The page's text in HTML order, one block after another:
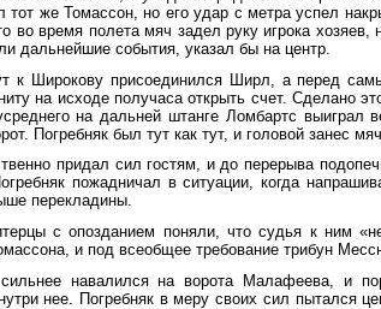
тот же Томассон, но его удар с метра успел
во время полета мяч задел руку игрока
дальнейшие события, указал бы на центр.
к Широкову присоединился Ширл, а перед
на исходе получаса открыть счет. Сделано
на дальней штанге Ломбартс выиграл
Погребняк был тут как тут, и головой занес мяч
придал сил гостям, и до перерыва
пожадничал в ситуации, когда
перекладины.
с опозданием поняли, что судья к ним
и под всеобщее требование трибун
навалился на ворота Малафеева, и
нее. Погребняк в меру своих сил пытался